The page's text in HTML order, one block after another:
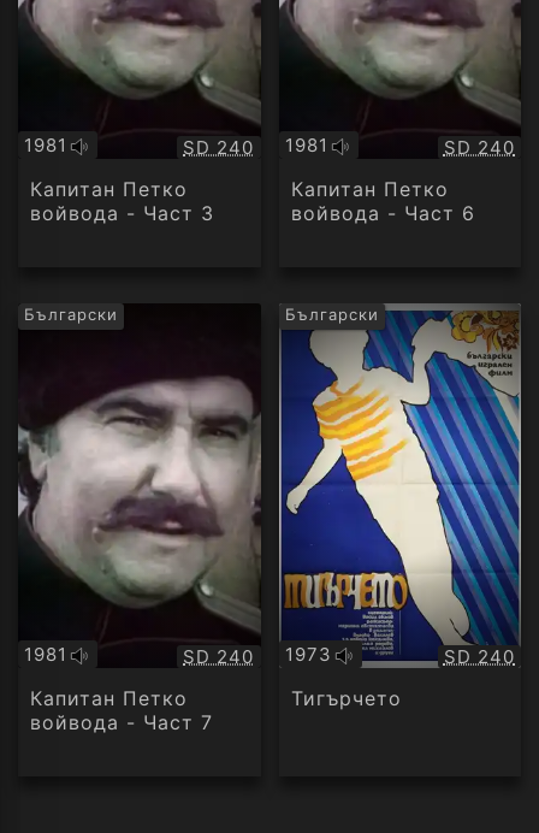
1981
Оригинално
аудио
Качество:
SD 240
Капитан Петко
войвода - Част 3
1981
Оригинално
аудио
SD 240
Капитан Петко
войвода - Част 6
Български
1981
Оригинално
аудио
Качество:
SD 240
Капитан Петко
войвода - Част 7
Български
1973
Оригинално
аудио
SD 240
Тигърчето